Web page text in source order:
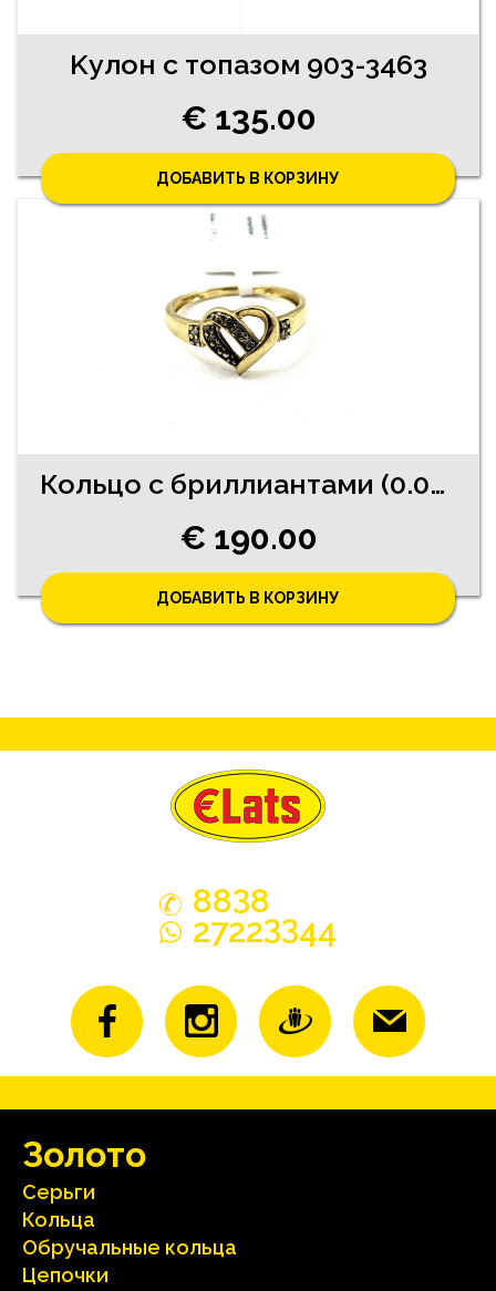
Kулон с топазом 903-3463
€ 135.00
ДОБАВИТЬ В КОРЗИНУ
Кольцо с бриллиантами (0.09ct) 2740-4561
€ 190.00
ДОБАВИТЬ В КОРЗИНУ
8838
27223344
Зoлoтo
Серьги
Кольца
Oбручальные кольца
Цепочки